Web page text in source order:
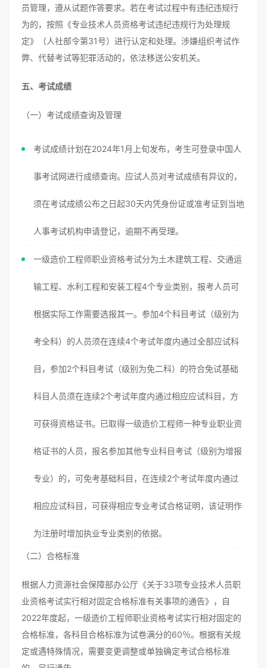
员管理，遵从试题作答要求。若在考试过程中有违纪违规行
为的，按照《专业技术人员资格考试违纪违规行为处理规
定》（人社部令第31号）进行认定和处理。涉嫌组织考试作
弊、代替考试等犯罪活动的，依法移送公安机关。
五、考试成绩
（一）考试成绩查询及管理
考试成绩计划在2024年1月上旬发布，考生可登录中国人
事考试网进行成绩查询。应试人员对考试成绩有异议的，
须在考试成绩公布之日起30天内凭身份证或准考证到当地
人事考试机构申请登记，逾期不再受理。
一级造价工程师职业资格考试分为土木建筑工程、交通运
输工程、水利工程和安装工程4个专业类别，报考人员可
根据实际工作需要选报其一。参加4个科目考试（级别为
考全科）的人员须在连续4个考试年度内通过全部应试科
目，参加2个科目考试（级别为免二科）的符合免试基础
科目人员须在连续2个考试年度内通过相应应试科目，方
可获得资格证书。已取得一级造价工程师一种专业职业资
格证书的人员，报名参加其他专业科目考试（级别为增报
专业）的，可免考基础科目，在连续2个考试年度内通过
相应应试科目，可获得相应专业考试合格证明，该证明作
为注册时增加执业专业类别的依据。
（二）合格标准
根据人力资源社会保障部办公厅《关于33项专业技术人员职
业资格考试实行相对固定合格标准有关事项的通告》，自
2022年度起，一级造价工程师职业资格考试实行相对固定的
合格标准，各科目合格标准为试卷满分的60％。根据有关规
定或遇特殊情况，需要变更调整或单独确定考试合格标准